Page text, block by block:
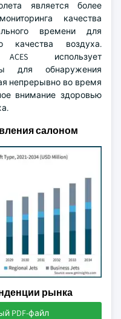
является более
качества
времени для
качества воздуха.
использует
для обнаружения
непрерывно во время
внимание здоровью
салоном
рынка
PDF-файл